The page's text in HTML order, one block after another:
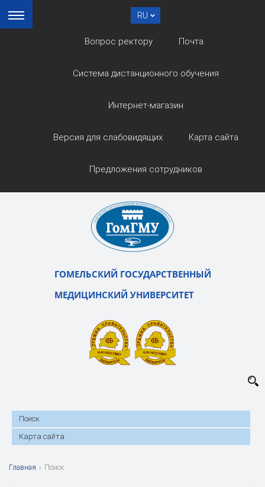
RU
Вопрос ректору Почта
Система дистанционного обучения
Интернет-магазин
Версия для слабовидящих Карта сайта
Предложения сотрудников
ГОМЕЛЬСКИЙ ГОСУДАРСТВЕННЫЙ
МЕДИЦИНСКИЙ УНИВЕРСИТЕТ
Поиск
Карта сайта
Главная › Поиск